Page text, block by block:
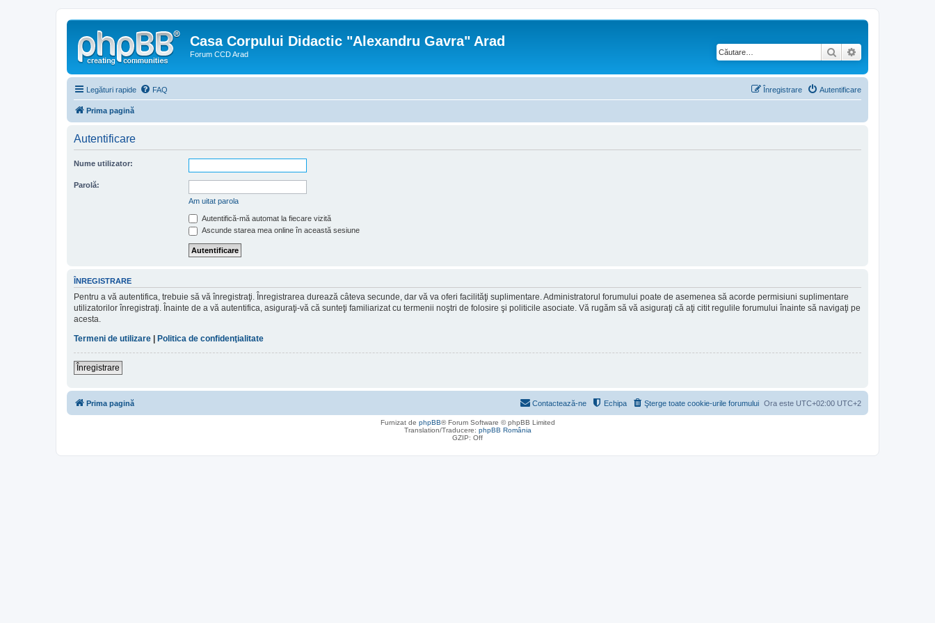
Casa Corpului Didactic "Alexandru Gavra" Arad
Forum CCD Arad Căutare
Legături rapide FAQ Autentificare
Înregistrare
Prima pagină
Autentificare
Nume utilizator:
Parolă:
Am uitat parola
Autentifică-mă automat la fiecare vizită
Ascunde starea mea online în această sesiune
ÎNREGISTRARE
Pentru a vă autentifica, trebuie să vă înregistraţi. Înregistrarea durează câteva secunde, dar vă va oferi facilităţi suplimentare. Administratorul forumului poate de asemenea să acorde permisiuni suplimentare
utilizatorilor înregistraţi. Înainte de a vă autentifica, asiguraţi-vă că sunteţi familiarizat cu termenii noştri de folosire şi politicile asociate. Vă rugăm să vă asiguraţi că aţi citit regulile forumului înainte să navigaţi pe
acesta.
Termeni de utilizare
Politica de confidenţialitate
Înregistrare
Prima pagină Ora este UTC+02:00 UTC+2
Şterge toate cookie-urile forumului
Echipa
Contactează-ne
Furnizat de phpBB® Forum Software © phpBB Limited
Translation/Traducere: phpBB România
GZIP: Off